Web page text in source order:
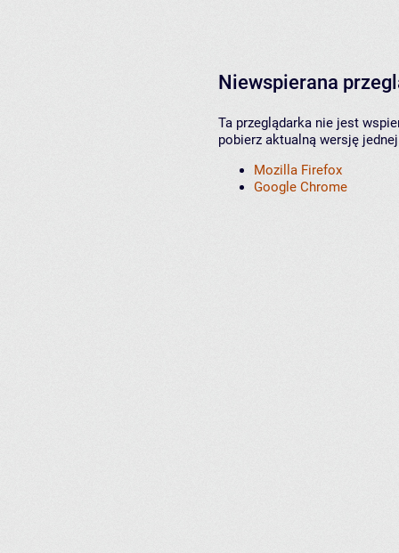
Niewspierana
Ta przeglądarka nie jest
pobierz aktualną wersję
Mozilla Firefox
Google Chrome